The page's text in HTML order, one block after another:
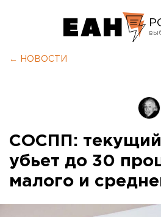
← НОВОСТИ
СОСПП: текущий
убьет до 30
малого и